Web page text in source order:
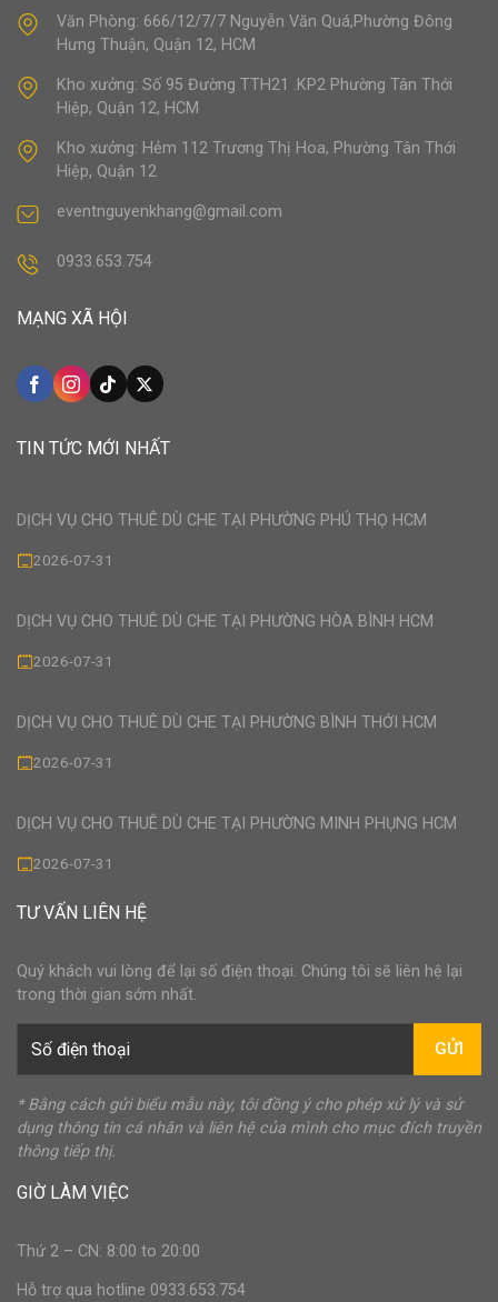
Văn Phòng: 666/12/7/7 Nguyễn Văn Quá,Phường Đông
Hưng Thuận, Quận 12, HCM
Kho xưởng: Số 95 Đường TTH21 .KP2 Phường Tân Thới
Hiệp, Quận 12, HCM
Kho xưởng: Hẻm 112 Trương Thị Hoa, Phường Tân Thới
Hiệp, Quận 12
eventnguyenkhang@gmail.com
0933.653.754
MẠNG XÃ HỘI
TIN TỨC MỚI NHẤT
DỊCH VỤ CHO THUÊ DÙ CHE TẠI PHƯỜNG PHÚ THỌ HCM
2026-07-31
DỊCH VỤ CHO THUÊ DÙ CHE TẠI PHƯỜNG HÒA BÌNH HCM
2026-07-31
DỊCH VỤ CHO THUÊ DÙ CHE TẠI PHƯỜNG BÌNH THỚI HCM
2026-07-31
DỊCH VỤ CHO THUÊ DÙ CHE TẠI PHƯỜNG MINH PHỤNG HCM
2026-07-31
TƯ VẤN LIÊN HỆ
Quý khách vui lòng để lại số điện thoại. Chúng tôi sẽ liên hệ lại
trong thời gian sớm nhất.
GỬI
* Bằng cách gửi biểu mẫu này, tôi đồng ý cho phép xử lý và sử
dụng thông tin cá nhân và liên hệ của mình cho mục đích truyền
thông tiếp thị.
GIỜ LÀM VIỆC
Thứ 2 – CN: 8:00 to 20:00
Hỗ trợ qua hotline 0933.653.754